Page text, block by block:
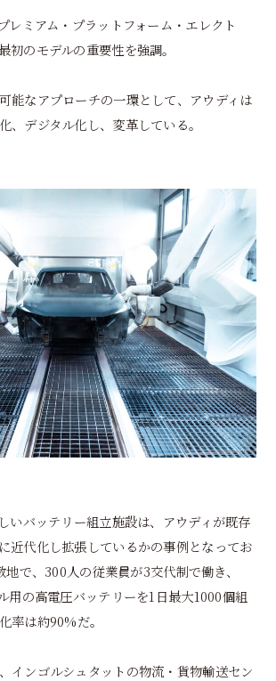
レミアム・プラットフォーム・エレクト
初のモデルの重要性を強調。
能なアプローチの一環として、アウディは
、デジタル化し、変革している。
いバッテリー組立施設は、アウディが既存
近代化し拡張しているかの事例となってお
で、300人の従業員が3交代制で働き、
用の高電圧バッテリーを1日最大1000個組
率は約90%だ。
インゴルシュタットの物流・貨物輸送セン